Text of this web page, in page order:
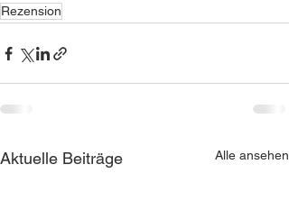
Rezension
Aktuelle Beiträge Alle ansehen